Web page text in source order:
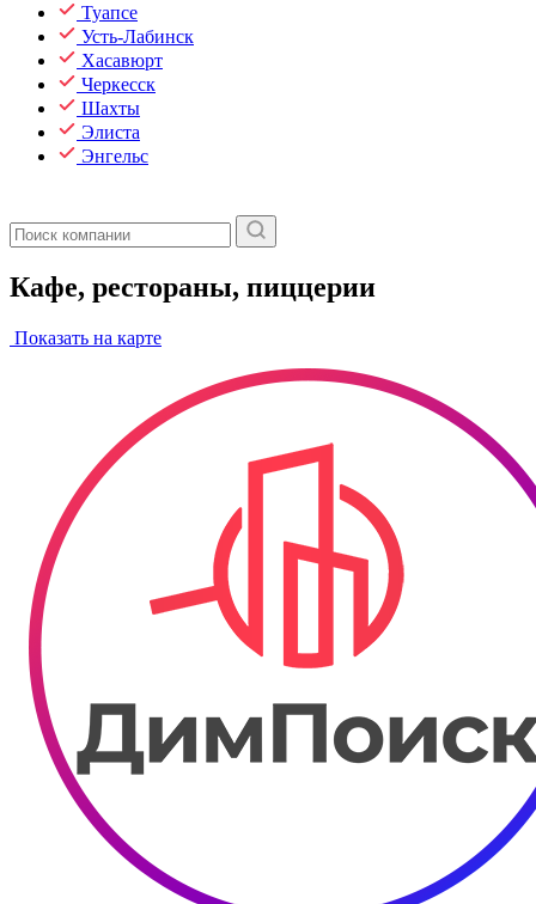
Туапсе
Усть-Лабинск
Хасавюрт
Черкесск
Шахты
Элиста
Энгельс
Кафе, рестораны, пиццерии
Показать на карте